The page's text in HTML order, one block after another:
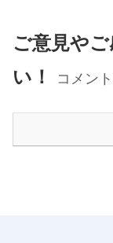
ご意見や
い！
コメン